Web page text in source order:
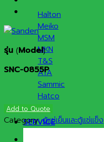
Halton
Meiko
MSM
MKN
T&S
ATA
Sammic
Hatco
SERVICE
รุ่น (Model)
SNC-0855P
Add to Quote
Category:ตู้แช่เย็นและตู้แช่แข็ง